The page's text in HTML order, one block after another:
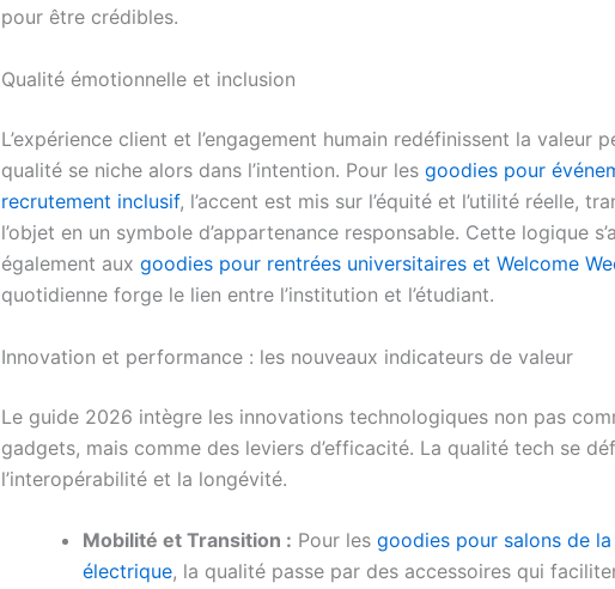
pour être crédibles.
Qualité émotionnelle et inclusion
L’expérience client et l’engagement humain redéfinissent la valeur
qualité se niche alors dans l’intention. Pour les goodies pour
recrutement inclusif, l’accent est mis sur l’équité et l’utilité réelle,
l’objet en un symbole d’appartenance responsable. Cette logique
également aux goodies pour rentrées universitaires et Welcome
quotidienne forge le lien entre l’institution et l’étudiant.
Innovation et performance : les nouveaux indicateurs de valeur
Le guide 2026 intègre les innovations technologiques non pas
gadgets, mais comme des leviers d’efficacité. La qualité tech se
l’interopérabilité et la longévité.
Mobilité et Transition : Pour les goodies pour salons de
électrique, la qualité passe par des accessoires qui